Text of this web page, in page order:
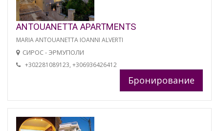
ANTOUANETTA APARTMENTS
MARIA ANTOUANETTA IOANNI ALVERTI
СИРОС - ЭРМУПОЛИ
+302281089123, +306936426412
Бронирование